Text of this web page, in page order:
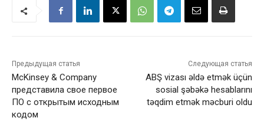
Предыдущая статья
McKinsey & Company
представила свое первое
ПО с открытым исходным
кодом
Следующая статья
ABŞ vizası əldə etmək üçün
sosial şəbəkə hesablarını
təqdim etmək məcburi oldu